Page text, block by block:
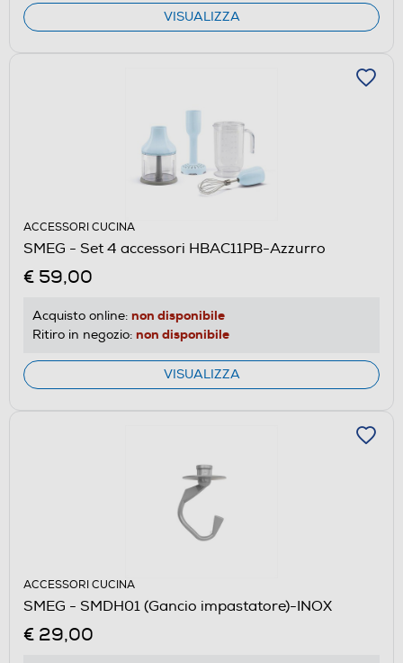
VISUALIZZA
ACCESSORI CUCINA
SMEG - Set 4 accessori HBAC11PB-Azzurro
€ 59,00
Acquisto online: non disponibile
Ritiro in negozio: non disponibile
VISUALIZZA
ACCESSORI CUCINA
SMEG - SMDH01 (Gancio impastatore)-INOX
€ 29,00